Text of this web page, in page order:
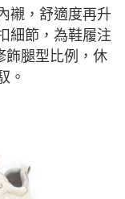
襯，舒適度再升
細節，為鞋履注
飾腿型比例，休
。